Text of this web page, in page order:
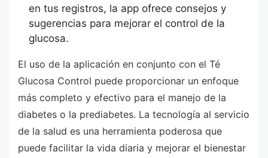
en tus registros, la app ofrece consejos y
sugerencias para mejorar el control de la
glucosa.
El uso de la aplicación en conjunto con el Té
Glucosa Control puede proporcionar un enfoque
más completo y efectivo para el manejo de la
diabetes o la prediabetes. La tecnología al servicio
de la salud es una herramienta poderosa que
puede facilitar la vida diaria y mejorar el bienestar